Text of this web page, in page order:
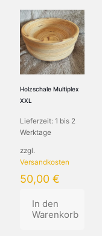
Holzschale Multiplex
XXL
Lieferzeit: 1 bis 2
Werktage
zzgl.
Versandkosten
50,00 €
In den
Warenkorb